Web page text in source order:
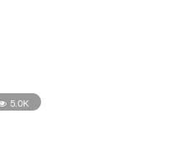
5.0K